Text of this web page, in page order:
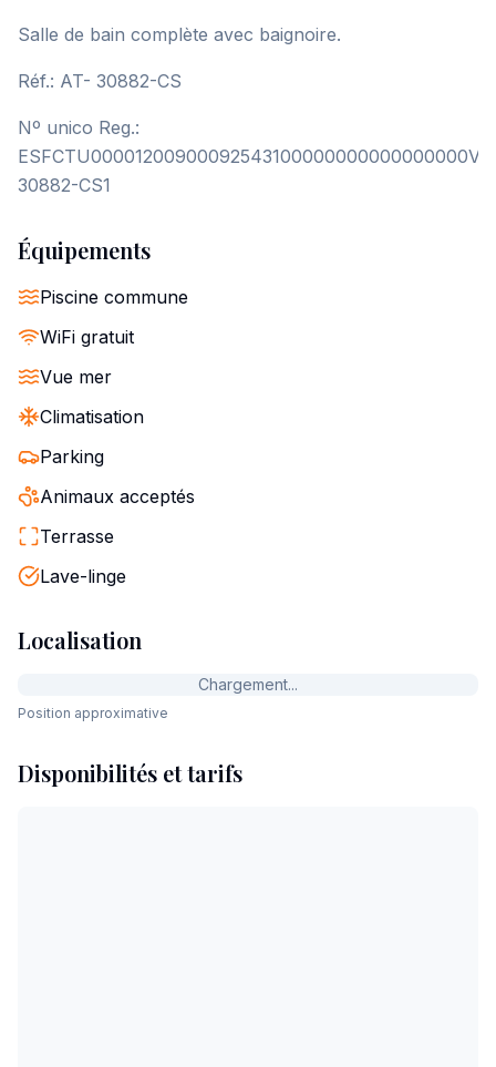
Salle de bain complète avec baignoire.
Réf.: AT- 30882-CS
Nº unico Reg.:
30882-CS1
Équipements
Piscine commune
WiFi gratuit
Vue mer
Climatisation
Parking
Animaux acceptés
Terrasse
Lave-linge
Localisation
Chargement...
Position approximative
Disponibilités et tarifs